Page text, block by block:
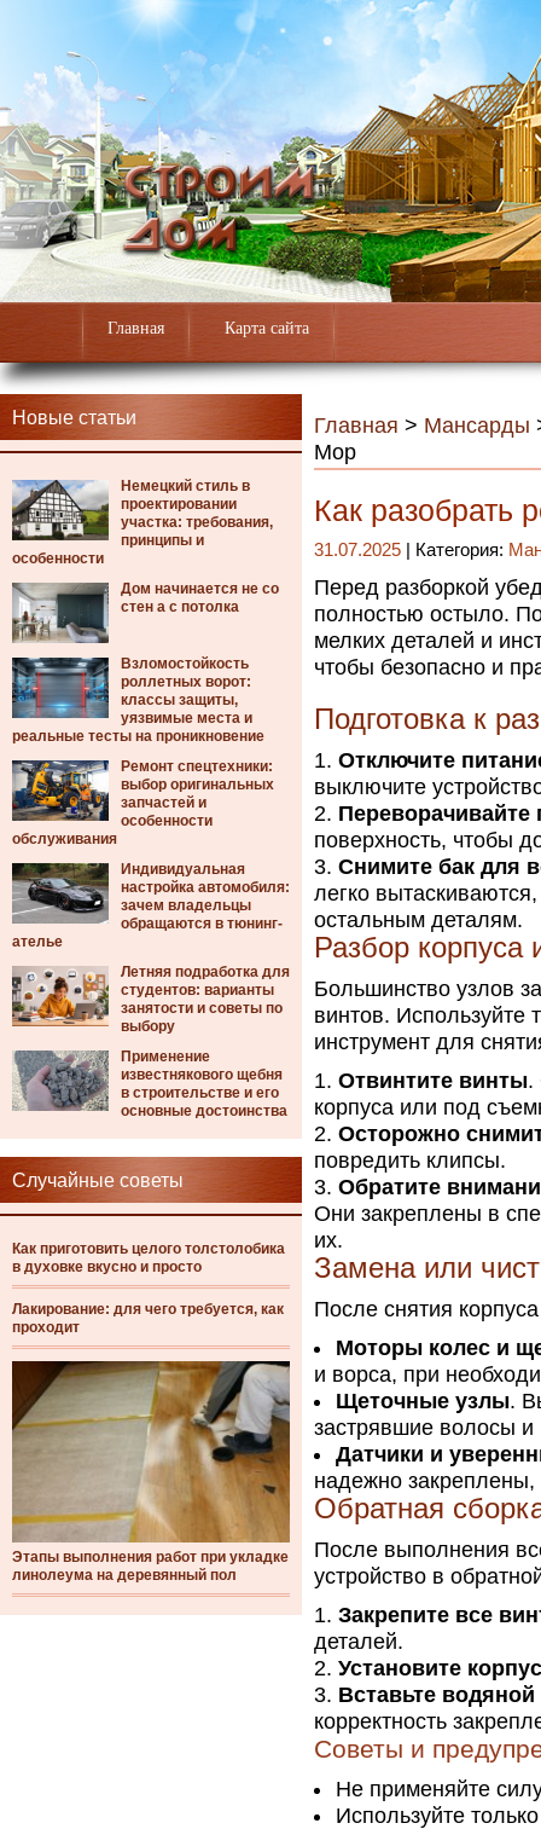
Главная Карта сайта
Новые статьи
Немецкий стиль в
проектировании
участка: требования,
принципы и
особенности
Дом начинается не со
стен а с потолка
Взломостойкость
роллетных ворот:
классы защиты,
уязвимые места и
реальные тесты на проникновение
Ремонт спецтехники:
выбор оригинальных
запчастей и
особенности
обслуживания
Индивидуальная
настройка автомобиля:
зачем владельцы
обращаются в тюнинг-
ателье
Летняя подработка для
студентов: варианты
занятости и советы по
выбору
Применение
известнякового щебня
в строительстве и его
основные достоинства
Случайные советы
Как приготовить целого толстолобика
в духовке вкусно и просто
Лакирование: для чего требуется, как
проходит
Этапы выполнения работ при укладке
линолеума на деревянный пол
Главная > Мансарды
Mop
Как разобрать
31.07.2025 | Категория:
Перед разборкой
полностью остыло.
мелких деталей и
чтобы безопасно и
Подготовка к
Отключите
выключите
Переворачивайте
поверхность, чтобы
Снимите бак для
легко
остальным деталям.
Разбор корпуса
Большинство узлов
винтов. Используйте
инструмент для
Отвинтите винты.
корпуса или под
Осторожно
повредить клипсы.
Обратите
Они закреплены в
их.
Замена или
После снятия
Моторы колес и
и ворса, при
Щеточные узлы.
застрявшие волосы и
Датчики и
надежно закреплены,
Обратная
После выполнения
устройство в
Закрепите все
деталей.
Установите
Вставьте
корректность
Советы и
Не применяйте
Используйте